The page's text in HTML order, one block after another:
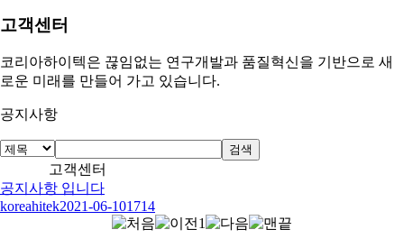
고객센터
코리아하이텍은 끊임없는 연구개발과 품질혁신을 기반으로 새
로운 미래를 만들어 가고 있습니다.
공지사항
검색
고객센터
공지사항 입니다
koreahitek2021-06-101714
1